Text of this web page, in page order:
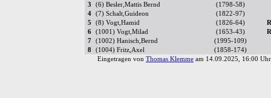
3 (6) Besler,Mattis Bernd (1798-58)
4
(7) Schalt,Guideon (1822-97)
5
(8) Vogt,Hamid (1826-64)
6
(1001) Vogt,Milad (1653-43)
7
(1002) Hanisch,Bernd (1995-109)
8
(1004) Fritz,Axel (1858-174)
Eingetragen von Thomas Klemme am 14.09.2025, 16:00